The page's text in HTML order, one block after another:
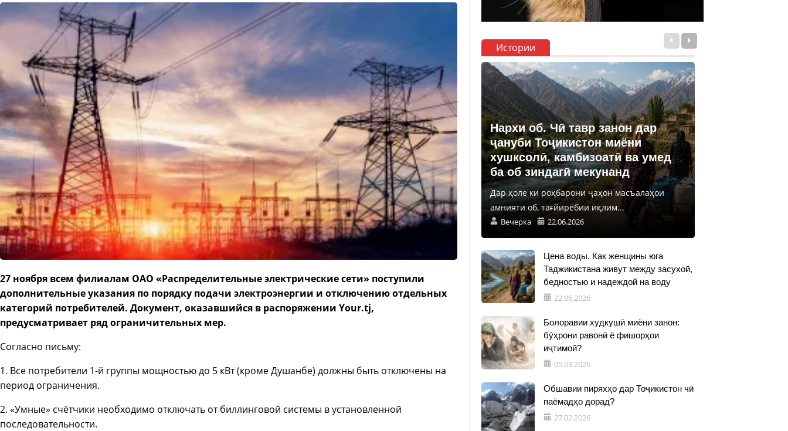
27 ноября всем филиалам ОАО «Распределительные электрические сети» поступили
дополнительные указания по порядку подачи электроэнергии и отключению отдельных
категорий потребителей. Документ, оказавшийся в распоряжении Your.tj,
предусматривает ряд ограничительных мер.
Согласно письму:
1. Все потребители 1-й группы мощностью до 5 кВт (кроме Душанбе) должны быть отключены на
период ограничения.
2. «Умные» счётчики необходимо отключать от биллинговой системы в установленной
последовательности.
Истории
Нархи об. Чӣ тавр занон дар
ҷануби Тоҷикистон миёни
хушксолӣ, камбизоатӣ ва умед
ба об зиндагӣ мекунанд
Дар ҳоле ки роҳбарони ҷаҳон масъалаҳои
амнияти об, тағйирёбии иқлим...
Вечерка 22.06.2026
Цена воды. Как женщины юга
Таджикистана живут между засухой,
бедностью и надеждой на воду
22.06.2026
Болоравии худкушӣ миёни занон:
бӯҳрони равонӣ ё фишорҳои
иҷтимоӣ?
05.03.2026
Обшавии пиряхҳо дар Тоҷикистон чӣ
паёмадҳо дорад?
27.02.2026